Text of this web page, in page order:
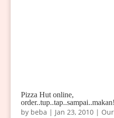
Pizza Hut online,
by beba | Jan 23, 2010|